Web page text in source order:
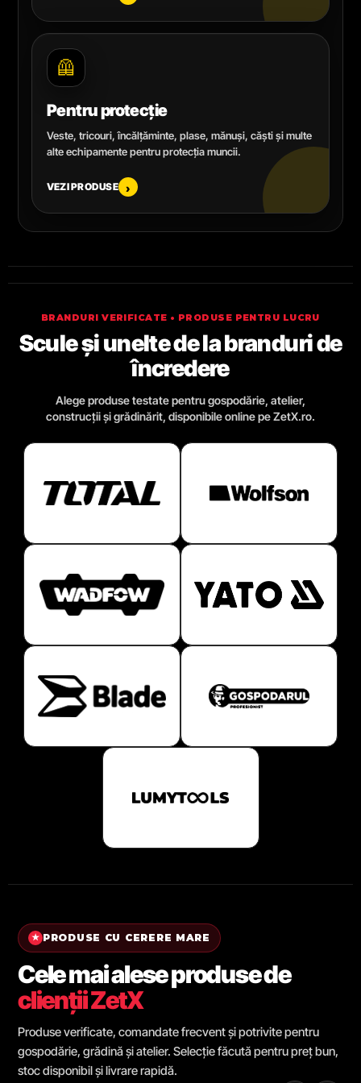
🦺
Pentru protecție
Veste, tricouri, încălțăminte, plase, mănuși, căști și multe
alte echipamente pentru protecția muncii.
VEZI PRODUSE ›
BRANDURI VERIFICATE • PRODUSE PENTRU LUCRU
Scule și unelte de la branduri de
încredere
Alege produse testate pentru gospodărie, atelier,
construcții și grădinărit, disponibile online pe ZetX.ro.
★ PRODUSE CU CERERE MARE
Cele mai alese produse de
clienții ZetX
Produse verificate, comandate frecvent și potrivite pentru
gospodărie, grădină și atelier. Selecție făcută pentru preț bun,
stoc disponibil și livrare rapidă.